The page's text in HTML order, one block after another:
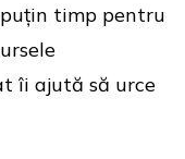
timp pentru
îi ajută să urce